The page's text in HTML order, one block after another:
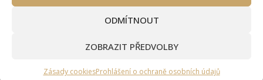
ODMÍTNOUT
ZOBRAZIT PŘEDVOLBY
Zásady cookiesProhlášení o ochraně osobních údajů
Kontakty
Máte zájem o spolupráci?
Pravidla používání webu wmag.cz
Ke stažení (partneři a autoři)
© 2020 - 2026 Wealth Magazín - Wealth Magazín s.r.o.